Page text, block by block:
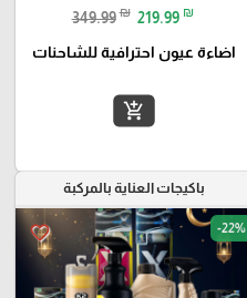
349.99 ₪ 219.99 ₪
اضاءة عيون احترافية للشاحنات
add_shopping_cart
باكيجات العناية بالمركبة
favorite_border -22%